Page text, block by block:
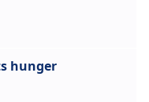
hunger